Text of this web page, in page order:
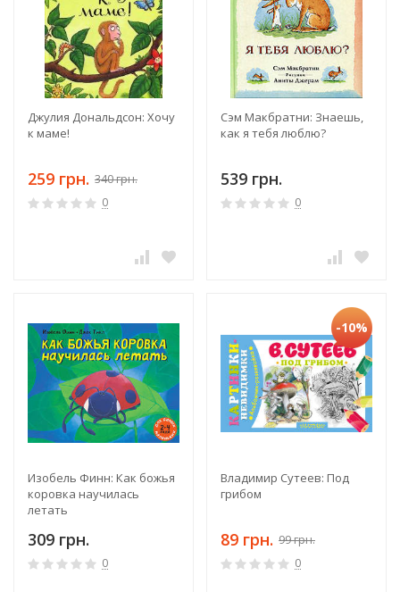
Джулия Дональдсон: Хочу
к маме!
259 грн. 340 грн.
0
Сэм Макбратни: Знаешь,
как я тебя люблю?
539 грн.
0
Изобель Финн: Как божья
коровка научилась
летать
309 грн.
0
-10%
Владимир Сутеев: Под
грибом
89 грн. 99 грн.
0